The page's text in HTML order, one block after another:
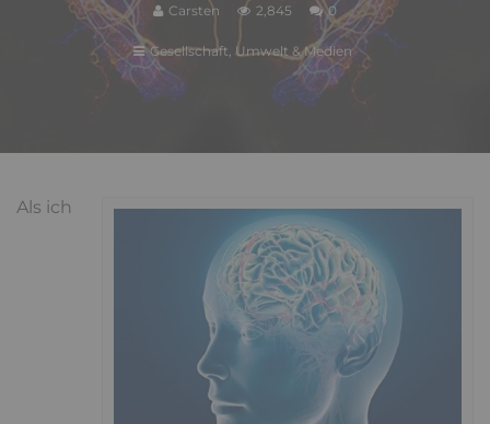
Carsten 2,845 0
Gesellschaft, Umwelt & Medien
Als ich